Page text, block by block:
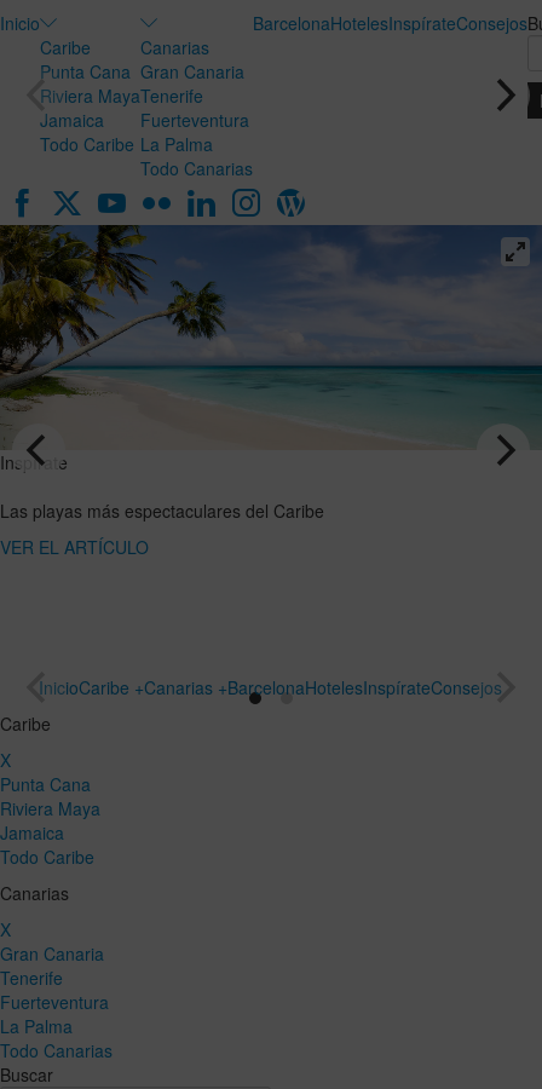
Inicio
Caribe
Punta Cana
Riviera Maya
Jamaica
Todo Caribe
Canarias
Gran Canaria
Tenerife
Fuerteventura
La Palma
Todo Canarias
BarcelonaHotelesInspírateConsejos
Inspírate
VER EL
miel en
ideal para
InicioCaribe +Canarias +BarcelonaHotelesInspírateConsejos
Caribe
X
Punta Cana
Riviera Maya
Jamaica
Todo Caribe
Canarias
X
Gran Canaria
Tenerife
Fuerteventura
La Palma
Todo Canarias
Buscar